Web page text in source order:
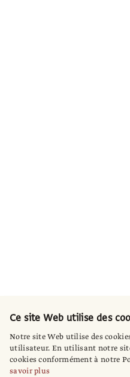
Ce site Web utilise des
Notre site Web utilise des
utilisateur. En utilisant notre
cookies conformément à notre
savoir plus